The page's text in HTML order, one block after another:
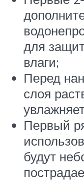
для
влаги;
Перед
слоя
Первый
будут